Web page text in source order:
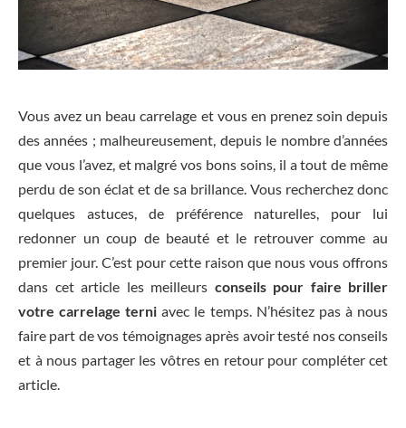
Vous avez un beau carrelage et vous en prenez soin depuis
des années ; malheureusement, depuis le nombre d’années
que vous l’avez, et malgré vos bons soins, il a tout de même
perdu de son éclat et de sa brillance. Vous recherchez donc
quelques astuces, de préférence naturelles, pour lui
redonner un coup de beauté et le retrouver comme au
premier jour. C’est pour cette raison que nous vous offrons
dans cet article les meilleurs conseils pour faire briller
votre carrelage terni avec le temps. N’hésitez pas à nous
faire part de vos témoignages après avoir testé nos conseils
et à nous partager les vôtres en retour pour compléter cet
article.